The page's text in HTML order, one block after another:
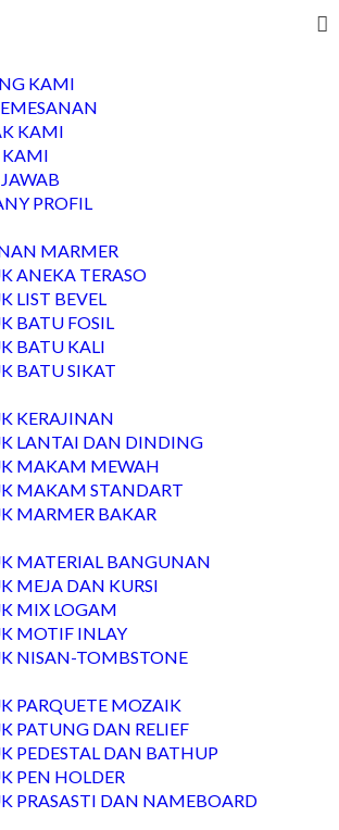
KAMI
KAMI
KAMI
PROFIL
MARMER
ANEKA TERASO
LIST BEVEL
BATU FOSIL
BATU KALI
BATU SIKAT
KERAJINAN
LANTAI DAN DINDING
MAKAM MEWAH
MAKAM STANDART
MARMER BAKAR
MATERIAL BANGUNAN
MEJA DAN KURSI
MIX LOGAM
MOTIF INLAY
NISAN-TOMBSTONE
PARQUETE MOZAIK
PATUNG DAN RELIEF
PEDESTAL DAN BATHUP
PEN HOLDER
PRASASTI DAN NAMEBOARD